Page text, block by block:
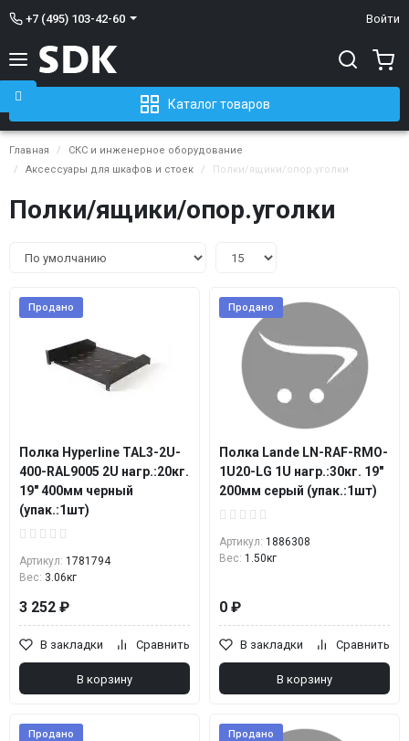
+7 (495) 103-42-60 Войти
Каталог товаров
Главная
СКС и инженерное оборудование
Аксессуары для шкафов и стоек
Полки/ящики/опор.уголки
Полки/ящики/опор.уголки
Продано
Полка Hyperline TAL3-2U-
400-RAL9005 2U нагр.:20кг.
19" 400мм черный
(упак.:1шт)
Артикул: 1781794
Вес: 3.06кг
3 252 ₽
В закладки Сравнить
В корзину
Продано
Полка Lande LN-RAF-RMO-
1U20-LG 1U нагр.:30кг. 19"
200мм серый (упак.:1шт)
Артикул: 1886308
Вес: 1.50кг
0 ₽
В закладки Сравнить
В корзину
Продано Продано